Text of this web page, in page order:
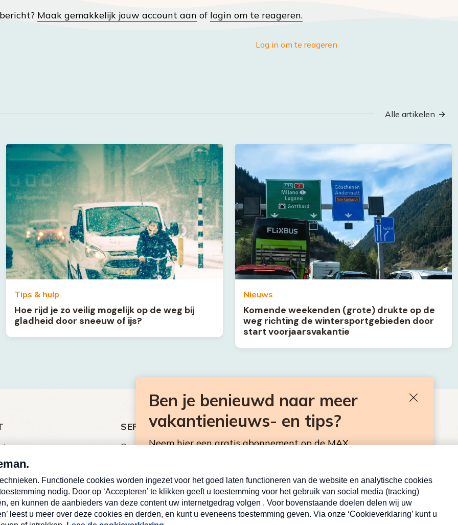
Maak gemakkelijk jouw account aan of login om te reageren.
Log in om te reageren
Alle artikelen
Tips & hulp
Hoe rijd je zo veilig mogelijk op de weg bij
gladheid door sneeuw of ijs?
Nieuws
Komende weekenden (grote) drukte op de
weg richting de wintersportgebieden door
start voorjaarsvakantie
SERVICE
Over Omroep MAX
MAX Meldpunt
Pers
Contact
BEN JE BENIEUWD NAAR MEER
de mailbox.
E-
mailadres
Inschrijven
Ben je benieuwd naar meer
vakantienieuws- en tips?
Neem hier een gratis abonnement op de MAX
E-
mailadres
Inschrijven
Deze site wordt beschermd door reCAPTCHA en het Google